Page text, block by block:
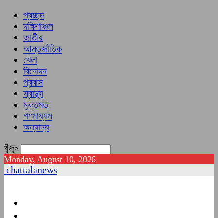
প্রচ্ছদ
দক্ষিণাঞ্চল
জাতীয়
আন্তর্জাতিক
খেলা
বিনোদন
প্রবাস
স্বাস্থ্য
মুক্তমত
গণমাধ্যম
অন্যান্য
খুঁজুন
Monday, August 10, 2026
chattalanews